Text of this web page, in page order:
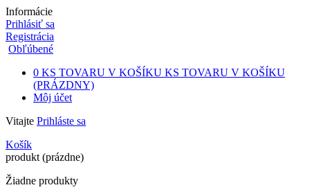
Informácie
Prihlásiť sa
Registrácia
Obľúbené
0 KS TOVARU V KOŠÍKU KS TOVARU V KOŠÍKU
(PRÁZDNY)
Môj účet
Vitajte Prihláste sa
Košík
produkt (prázdne)
Žiadne produkty